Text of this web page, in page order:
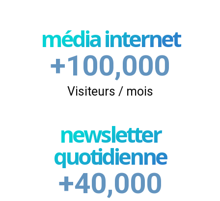
média internet
+100,000
Visiteurs / mois
newsletter
quotidienne
+40,000